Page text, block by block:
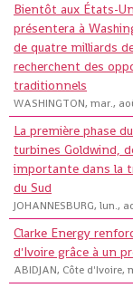
Bientôt aux États-
présentera à
de quatre milliards
recherchent des
traditionnels
WASHINGTON, mar.,
La première phase
turbines Goldwind,
importante dans la
du Sud
JOHANNESBURG, lun.,
Clarke Energy
d'Ivoire grâce à un
ABIDJAN, Côte